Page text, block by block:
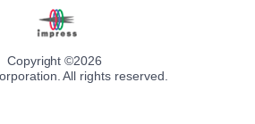
Copyright ©2026
All rights reserved.